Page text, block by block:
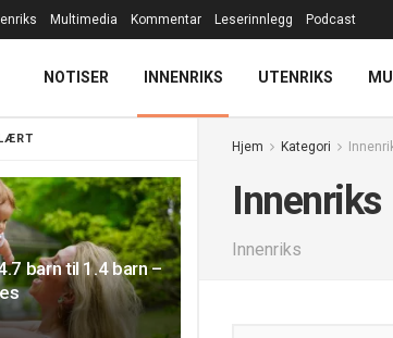
barn til 1.4 barn –
Multimedia Kommentar Leserinnlegg Podcast
NOTISER INNENRIKS UTENRIKS
Hjem Kategori
Innenriks
Innenriks